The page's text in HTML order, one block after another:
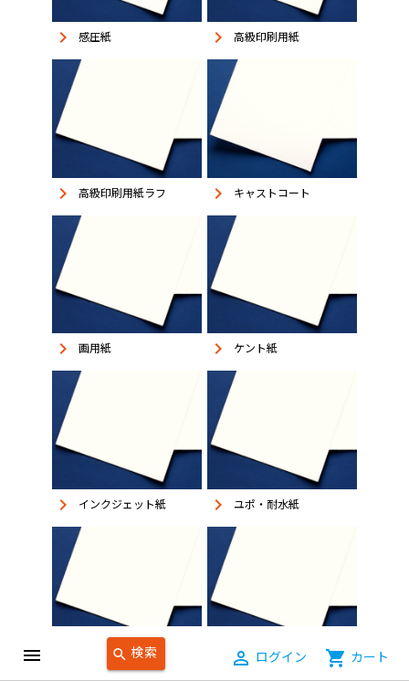
menu search 検索 person_outline ログイン shopping_cart カート
keyboard_arrow_right 感圧紙 keyboard_arrow_right 高級印刷用紙
keyboard_arrow_right 高級印刷用紙ラフ keyboard_arrow_right キャストコート
keyboard_arrow_right 画用紙 keyboard_arrow_right ケント紙
keyboard_arrow_right インクジェット紙 keyboard_arrow_right ユポ・耐水紙
食品対応紙 不織布